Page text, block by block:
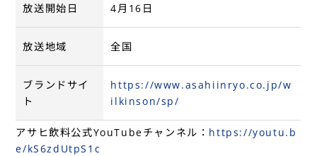
放送開始日 4月16日
放送地域 全国
ブランドサイ
ト
https://www.asahiinryo.co.jp/w
ilkinson/sp/
アサヒ飲料公式YouTubeチャンネル： https://youtu.b
e/kS6zdUtpS1c